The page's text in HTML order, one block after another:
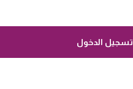
تسجيل الدخول